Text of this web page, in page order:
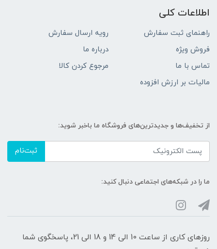
اطلاعات کلی
راهنمای ثبت سفارش
رویه ارسال سفارش
فروش ویژه
درباره ما
تماس با ما
مرجوع کردن کالا
مالیات بر ارزش افزوده
از تخفیف‌ها و جدیدترین‌های فروشگاه ما باخبر شوید:
ثبت‌نام
ما را در شبکه‌های اجتماعی دنبال کنید:
روزهای کاری از ساعت 10 الی 14 و 18 الی 21، پاسخگوی شما